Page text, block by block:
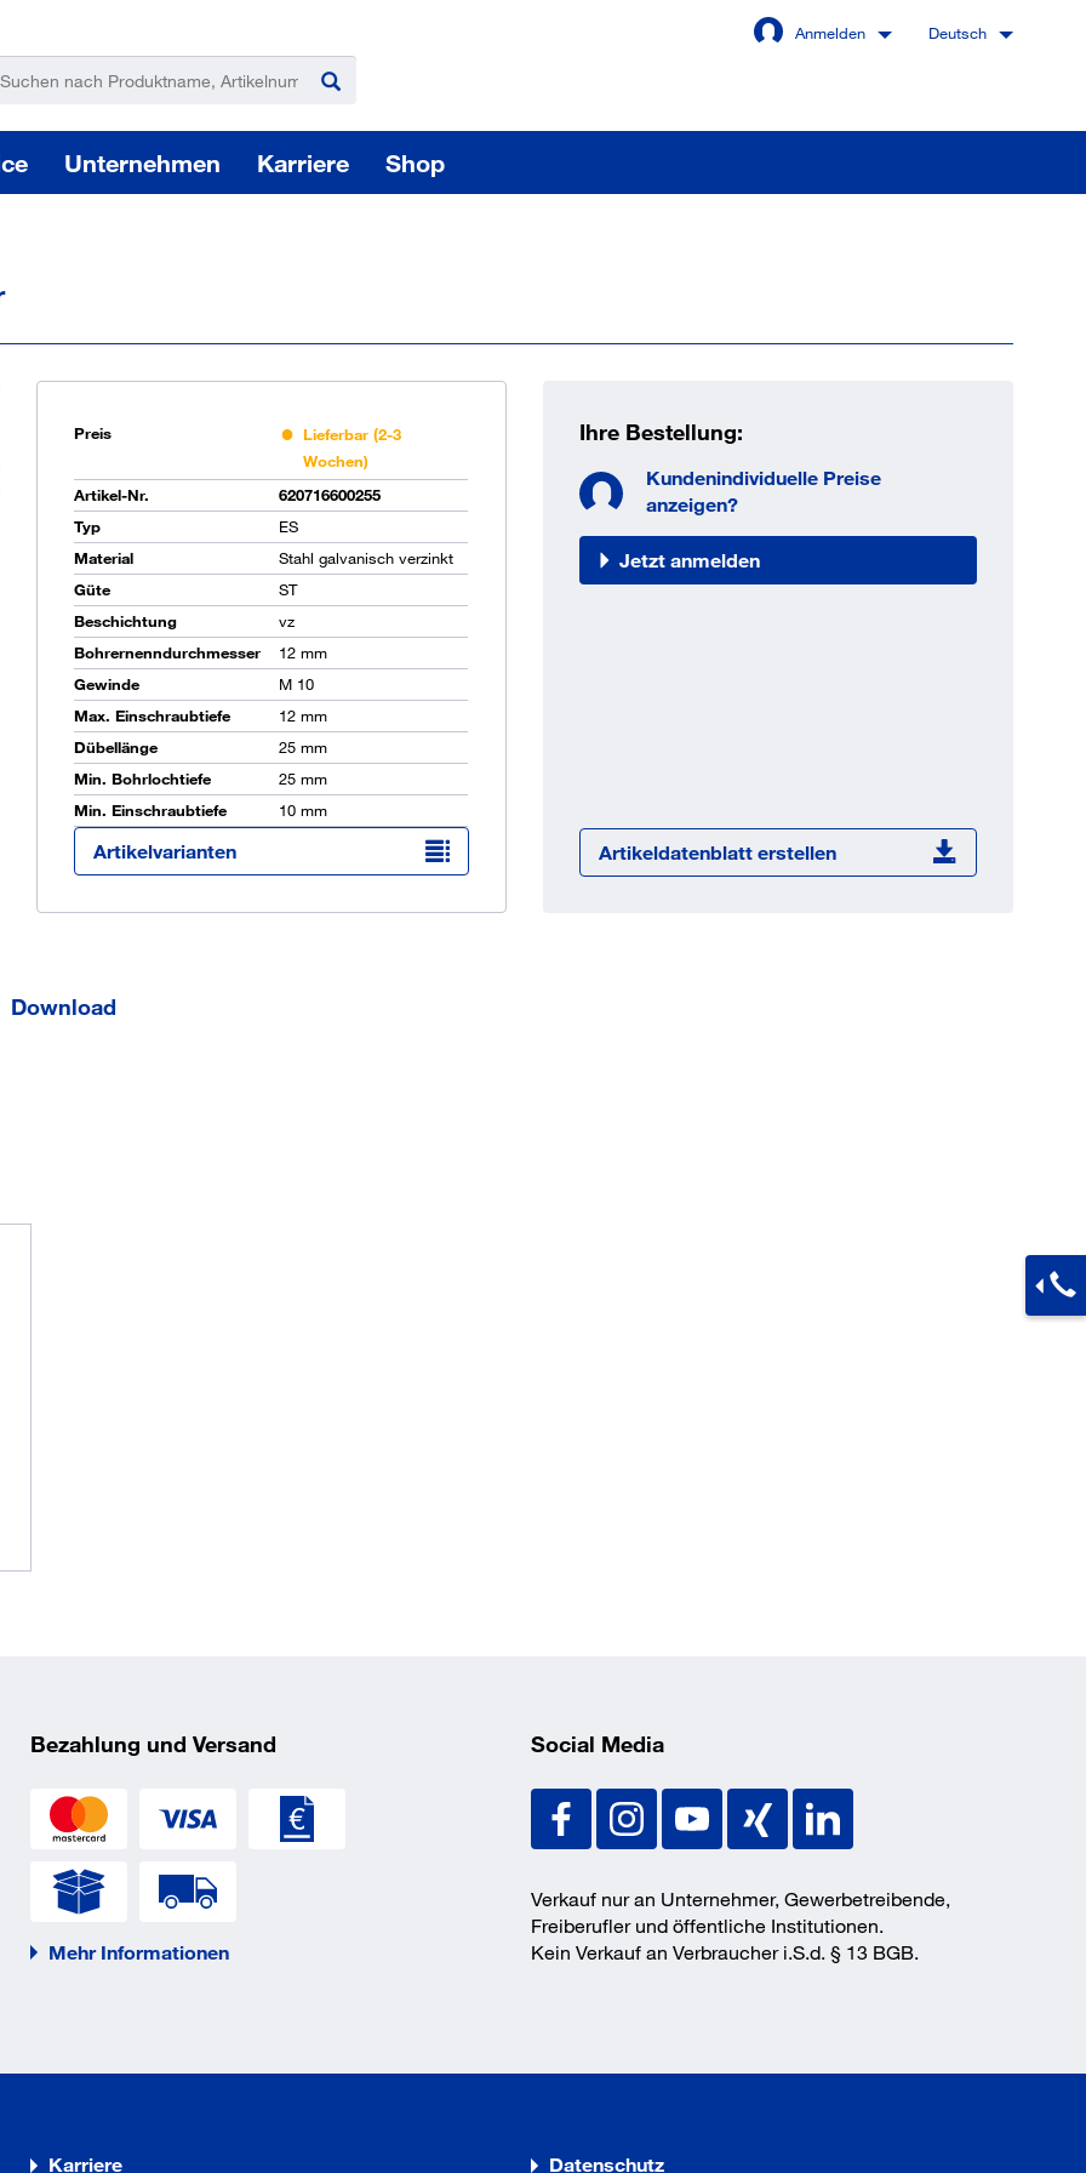
Anmelden
Anmelden
Sie sind noch kein Kunde
Jetzt registrieren
Deutsch
Unternehmen Karriere Shop
Preis
Lieferbar (2-3
Wochen)
Artikel-Nr.
620716600255
Typ
ES
Material
Stahl galvanisch verzinkt
Güte
ST
Beschichtung
vz
Bohrernenndurchmesser
12 mm
Gewinde
M 10
Max. Einschraubtiefe
12 mm
Dübellänge
25 mm
Min. Bohrlochtiefe
25 mm
Min. Einschraubtiefe
10 mm
Artikelvarianten
Ihre Bestellung:
Kundenindividuelle Preise
anzeigen?
Jetzt anmelden
Artikeldatenblatt erstellen
Download
Bezahlung und Versand
Mehr Informationen
Social Media
Verkauf nur an Unternehmer, Gewerbetreibende,
Freiberufler und öffentliche Institutionen.
Kein Verkauf an Verbraucher i.S.d. § 13 BGB.
Karriere Datenschutz